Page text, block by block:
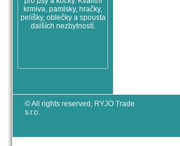
© All rights reserved, RYJO Trade
s.r.o.